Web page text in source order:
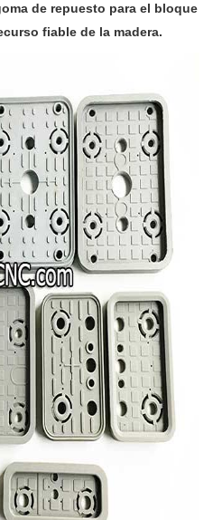
de repuesto para el bloque
fiable de la madera.